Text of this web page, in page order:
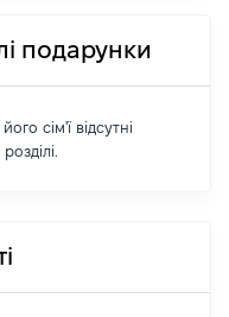
подарунки
сім'ї відсутні